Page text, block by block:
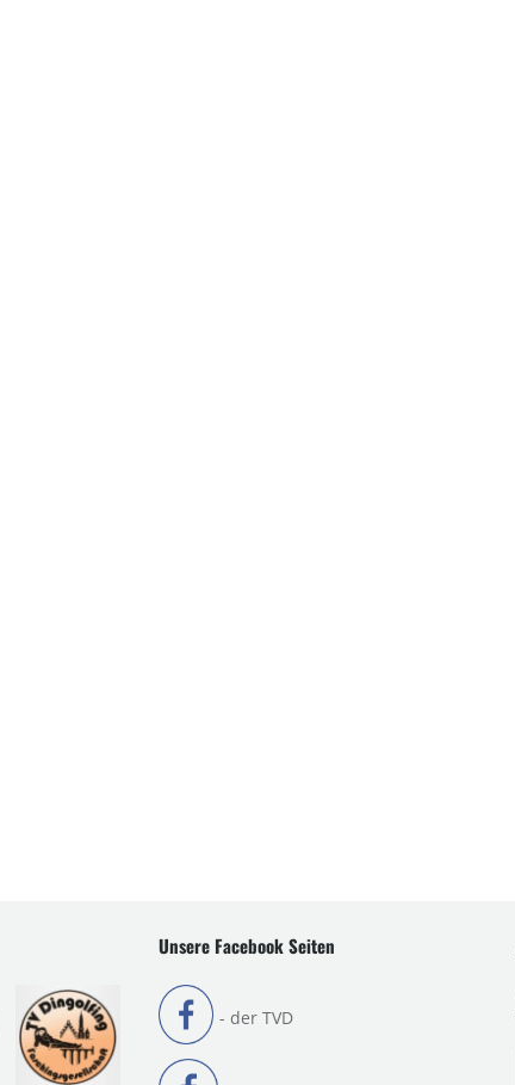
Unsere Facebook Seiten
- der TVD